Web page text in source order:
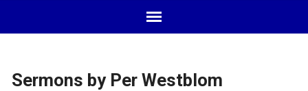
Sermons by Per Westblom